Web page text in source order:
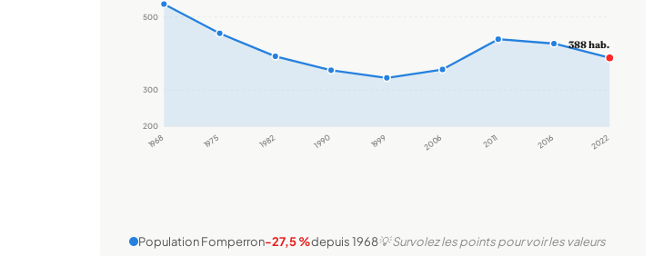
200
300
500
1968 1975 1982 1990 1999 2006 2011 2016 2022
388 hab.
Population Fomperron-27,5 %depuis 1968💡 Survolez les points pour voir les valeurs